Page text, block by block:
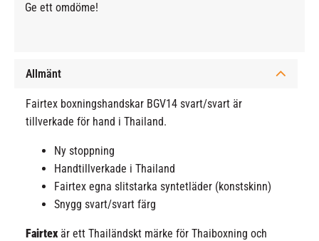
Ge ett omdöme!
Allmänt
Fairtex boxningshandskar BGV14 svart/svart är
tillverkade för hand i Thailand.
Ny stoppning
Handtillverkade i Thailand
Fairtex egna slitstarka syntetläder (konstskinn)
Snygg svart/svart färg
Fairtex är ett Thailändskt märke för Thaiboxning och